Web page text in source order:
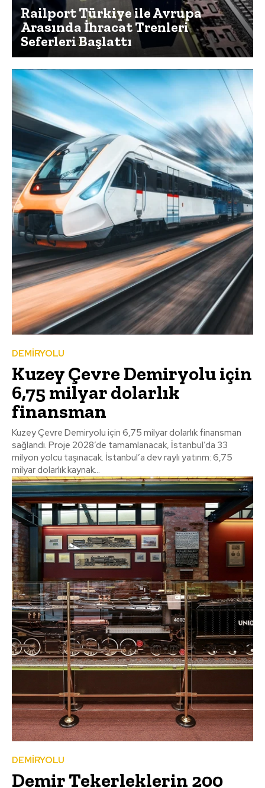
Railport Türkiye ile Avrupa
Arasında İhracat Trenleri
Seferleri Başlattı
DEMİRYOLU
Kuzey Çevre Demiryolu için
6,75 milyar dolarlık
finansman
Kuzey Çevre Demiryolu için 6,75 milyar dolarlık finansman
sağlandı. Proje 2028’de tamamlanacak, İstanbul’da 33
milyon yolcu taşınacak. İstanbul’a dev raylı yatırım: 6,75
milyar dolarlık kaynak...
DEMİRYOLU
Demir Tekerleklerin 200